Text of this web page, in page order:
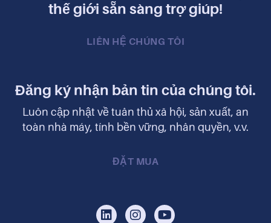
thế giới sẵn sàng trợ giúp!
LIÊN HỆ CHÚNG TÔI
Đăng ký nhận bản tin của chúng tôi.
Luôn cập nhật về tuân thủ xã hội, sản xuất, an
toàn nhà máy, tính bền vững, nhân quyền, v.v.
ĐẶT MUA